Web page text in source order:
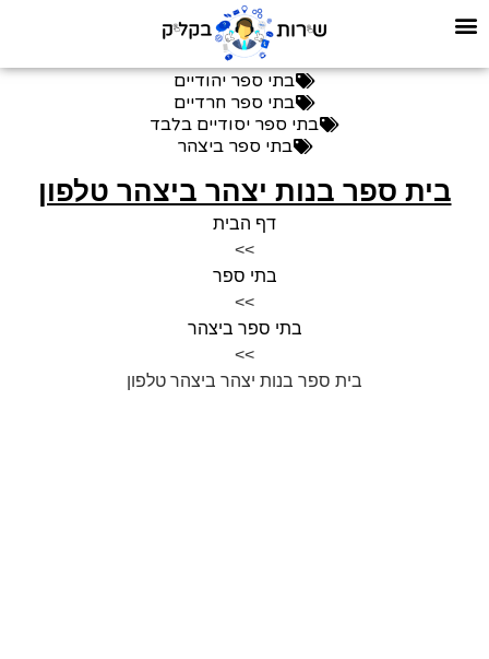
בתי ספר יהודיים
בתי ספר חרדיים
בתי ספר יסודיים בלבד
בתי ספר ביצהר
בית ספר בנות יצהר ביצהר טלפון
דף הבית
>>
בתי ספר
>>
בתי ספר ביצהר
>>
בית ספר בנות יצהר ביצהר טלפון